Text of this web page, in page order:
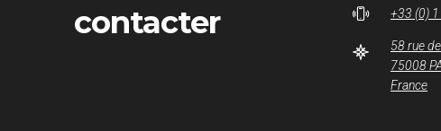
contacter
+33 (0)
58 rue
75008
France